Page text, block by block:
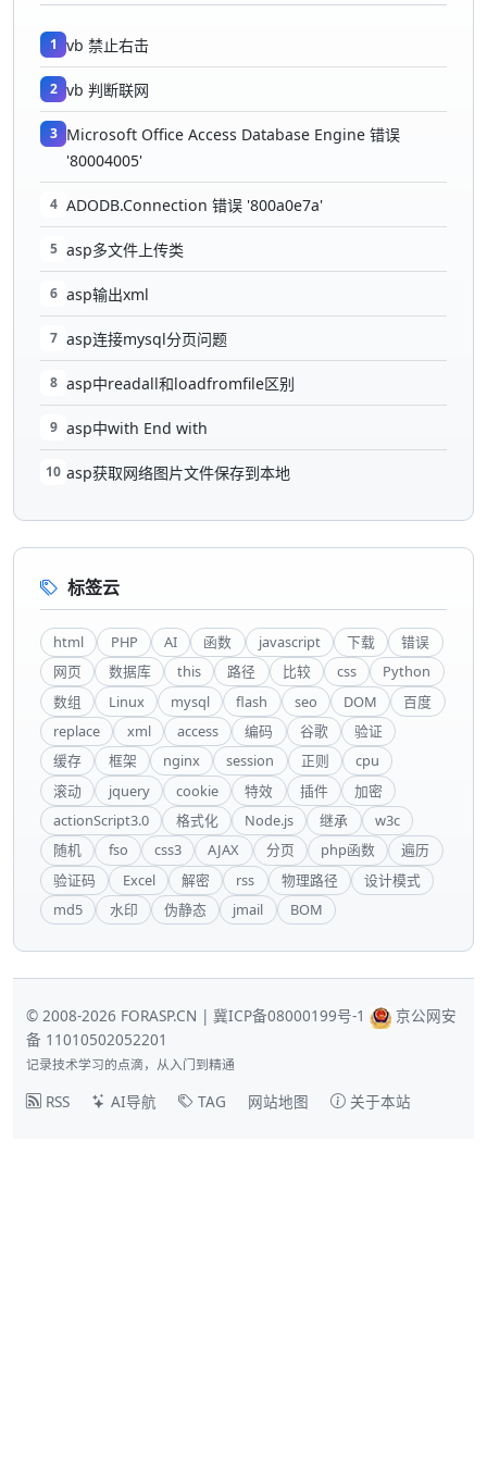
1 vb 禁止右击
2 vb 判断联网
3 Microsoft Office Access Database Engine 错误
'80004005'
4 ADODB.Connection 错误 '800a0e7a'
5 asp多文件上传类
6 asp输出xml
7 asp连接mysql分页问题
8 asp中readall和loadfromfile区别
9 asp中with End with
10 asp获取网络图片文件保存到本地
标签云
html PHP AI 函数 javascript 下载
错误
网页
数据库 this 路径 比较 css
Python
数组
Linux mysql flash seo DOM
百度
replace
xml access 编码 谷歌
验证
缓存
框架 nginx session 正则
cpu
滚动
jquery cookie 特效 插件
加密
actionScript3.0
格式化 Node.js 继承
w3c
随机
fso css3 AJAX 分页 php函数
遍历
验证码
Excel 解密 rss 物理路径
设计模式
md5
水印 伪静态 jmail BOM
© 2008-2026 FORASP.CN | 冀ICP备08000199号-1
京公网安
备 11010502052201
记录技术学习的点滴，从入门到精通
RSS AI导航 TAG 网站地图 关于本站